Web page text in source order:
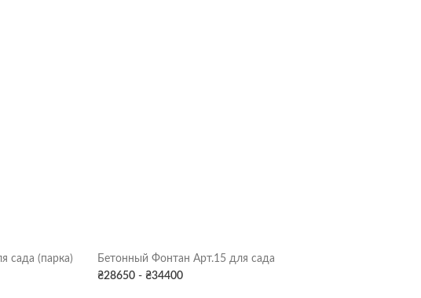
сада (парка)
Бетонный Фонтан Арт.15 для сада
₴28650 - ₴34400